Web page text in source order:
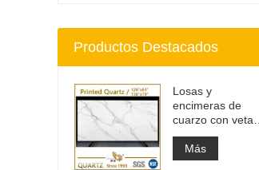
Productos Destacados
Losas y
encimeras de
cuarzo con veta
gris impresa |
Cuarzo impreso
de cuerpo entero
Más